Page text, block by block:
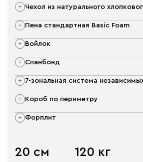
чехол из натурального
пена стандартная Basic Foam
войлок
спанбонд
7-зональная система
короб по периметру
форплит
20 см 120 кг